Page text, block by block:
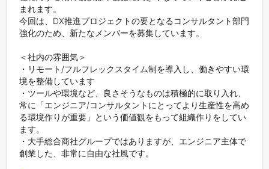
まれます。
今回は、DX推進プロジェクトの要となるコンサルタント部門
強化のため、新たなメンバーを募集しています。
＜社内の雰囲気＞
・リモート/フルフレックスタイム制を導入し、働きやすい環
境を整備しています
・ツールや環境など、良さそうなものは積極的に取り入れ、
常に「エンジニア/コンサルタントにとってより生産性を高め
る環境作りが重要」という価値観をもって組織作りをしてい
ます。
・大手総合商社グループではありますが、エンジニア主体で